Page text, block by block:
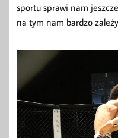
sportu sprawi nam
na tym nam bardzo